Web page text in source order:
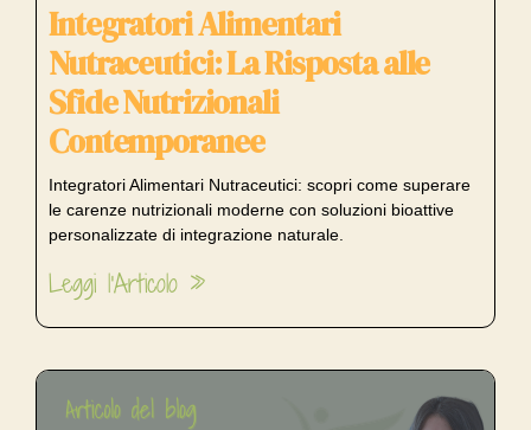
Integratori Alimentari
Nutraceutici: La Risposta alle
Sfide Nutrizionali
Contemporanee
Integratori Alimentari Nutraceutici: scopri come superare
le carenze nutrizionali moderne con soluzioni bioattive
personalizzate di integrazione naturale.
Leggi l'Articolo »